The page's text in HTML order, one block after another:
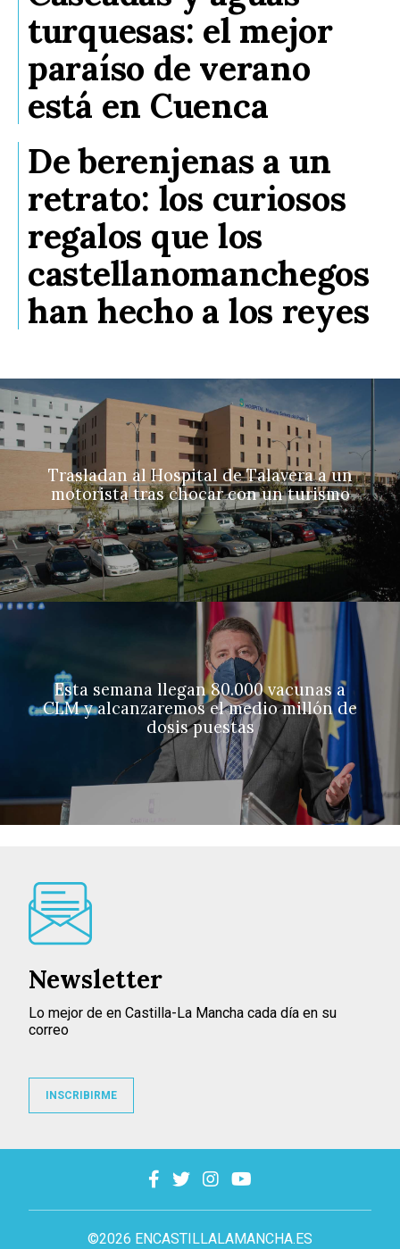
turquesas: el mejor
paraíso de verano
está en Cuenca
De berenjenas a un
retrato: los curiosos
regalos que los
castellanomanchegos
han hecho a los reyes
Trasladan al Hospital de Talavera a un
motorista tras chocar con un turismo
Esta semana llegan 80.000 vacunas a
CLM y alcanzaremos el medio millón de
dosis puestas
©2026 ENCASTILLALAMANCHA.ES
Newsletter
Lo mejor de en Castilla-La Mancha cada día en su
correo
INSCRIBIRME